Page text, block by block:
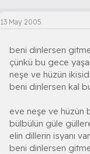
13 May 2005
beni dinlersen
çünkü bu gece
neşe ve hüzün
beni dinlersen kal
eve neşe ve hüzün
bülbülün güle
elin dillerin isyanı
beni dinlersen